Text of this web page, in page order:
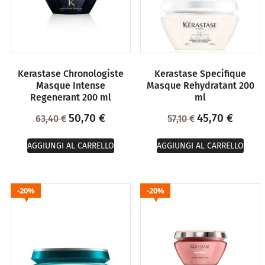
Kerastase Chronologiste
Masque Intense
Regenerant 200 ml
63,40€ 50,70€
AGGIUNGI AL CARRELLO
Kerastase Specifique
Masque Rehydratant 200
ml
57,10€ 45,70€
AGGIUNGI AL CARRELLO
20% 20%